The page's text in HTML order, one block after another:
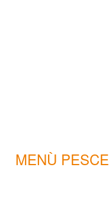
MENÙ